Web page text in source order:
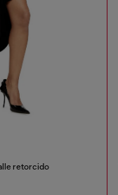
retorcido